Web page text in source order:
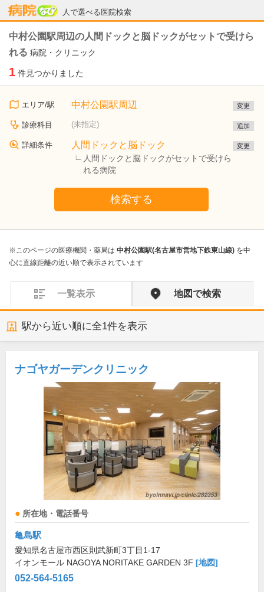
人で選べる医院検索
病院なび
中村公園駅周辺の人間ドックと脳ドックがセットで受けら
れる 病院・クリニック
1 件見つかりました
エリア/駅 中村公園駅周辺 変更
診療科目 (未指定) 追加
詳細条件 人間ドックと脳ドック
人間ドックと脳ドックがセットで受けら
れる病院
変更
検索する
※このページの医療機関・薬局は 中村公園駅(名古屋市営地下鉄東山線) を中
心に直線距離の近い順で表示されています
一覧表示 地図で検索
駅から近い順に全1件を表示
ナゴヤガーデンクリニック
所在地・電話番号
亀島駅
愛知県名古屋市西区則武新町3丁目1-17
イオンモール NAGOYA NORITAKE GARDEN 3F [地図]
052-564-5165